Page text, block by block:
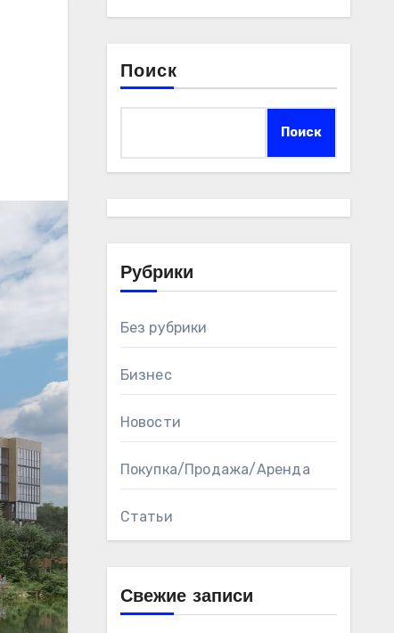
Поиск
Поиск
Рубрики
Без рубрики
Бизнес
Новости
Покупка/Продажа/Аренда
Статьи
Свежие записи